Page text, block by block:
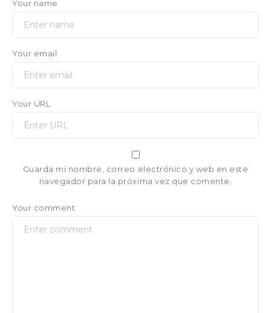
Your name
Your email
Your URL
Guarda mi nombre, correo electrónico y web en este
navegador para la próxima vez que comente.
Your comment